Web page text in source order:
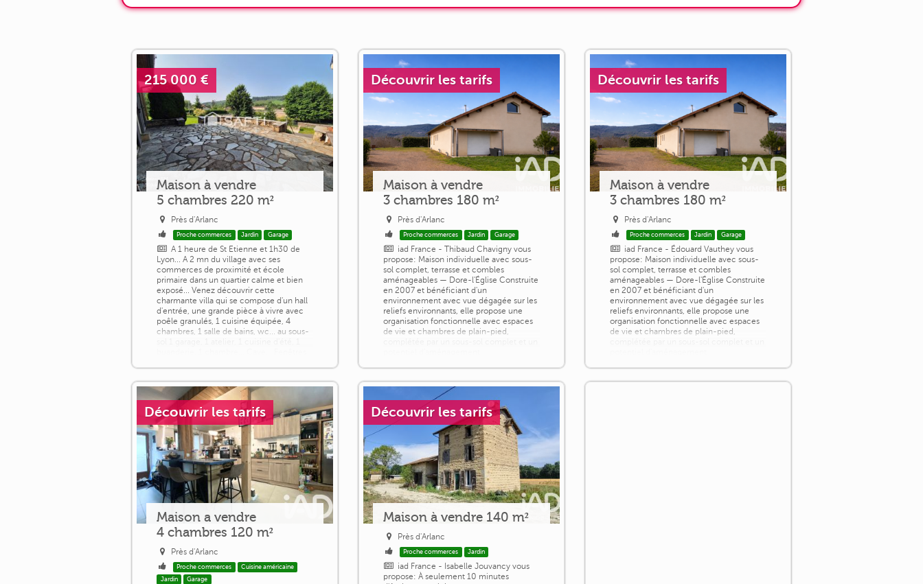
215 000 €
Maison à vendre
5 chambres 220 m²
Près d'Arlanc
Proche commerces Jardin Garage
A 1 heure de St Etienne et 1h30 de
Lyon... A 2 mn du village avec ses
commerces de proximité et école
primaire dans un quartier calme et bien
exposé... Venez découvrir cette
charmante villa qui se compose d'un hall
d'entrée, une grande pièce à vivre avec
poêle granulés, 1 cuisine équipée, 4
chambres, 1 salle de bains, wc... au sous-
Découvrir les tarifs
Maison à vendre
3 chambres 180 m²
Près d'Arlanc
Proche commerces Jardin Garage
iad France - Thibaud Chavigny vous
propose: Maison individuelle avec sous-
sol complet, terrasse et combles
aménageables — Dore-l'Église Construite
en 2007 et bénéficiant d'un
environnement avec vue dégagée sur les
reliefs environnants, elle propose une
organisation fonctionnelle avec espaces
de vie et chambres de plain-pied,
Découvrir les tarifs
Maison à vendre
3 chambres 180 m²
Près d'Arlanc
Proche commerces Jardin Garage
iad France - Édouard Vauthey vous
propose: Maison individuelle avec sous-
sol complet, terrasse et combles
aménageables — Dore-l'Église Construite
en 2007 et bénéficiant d'un
environnement avec vue dégagée sur les
reliefs environnants, elle propose une
organisation fonctionnelle avec espaces
de vie et chambres de plain-pied,
Découvrir les tarifs
Maison a vendre
4 chambres 120 m²
Près d'Arlanc
Proche commerces
Cuisine américaine
Jardin
Garage
Découvrir les tarifs
Maison à vendre 140 m²
Près d'Arlanc
Proche commerces Jardin
iad France - Isabelle Jouvancy vous
propose: À seulement 10 minutes